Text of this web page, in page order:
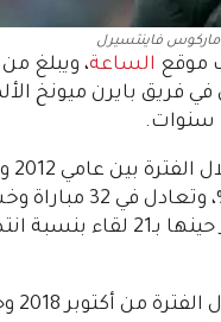
ماركوس فاينتسيرل
الساعة
سنوات.